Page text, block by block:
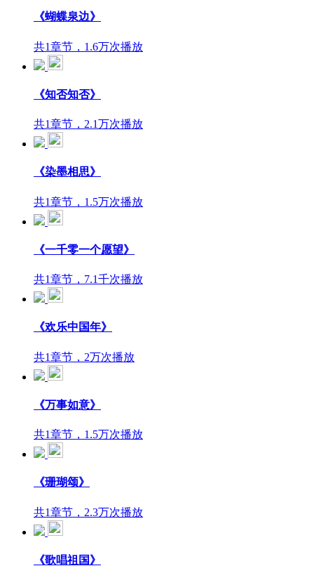
《蝴蝶泉边》
共1章节，1.6万次播放
《知否知否》
共1章节，2.1万次播放
《染墨相思》
共1章节，1.5万次播放
《一千零一个愿望》
共1章节，7.1千次播放
《欢乐中国年》
共1章节，2万次播放
《万事如意》
共1章节，1.5万次播放
《珊瑚颂》
共1章节，2.3万次播放
《歌唱祖国》